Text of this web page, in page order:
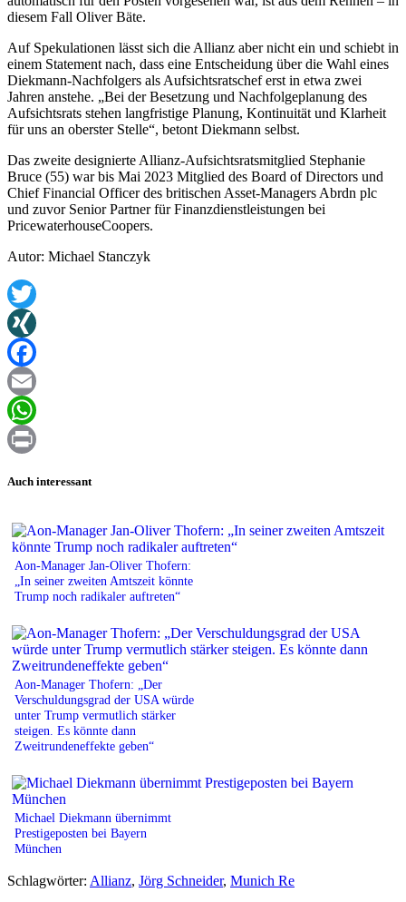
diesem Fall Oliver Bäte.
Auf Spekulationen lässt sich die Allianz aber nicht ein und schiebt in
einem Statement nach, dass eine Entscheidung über die Wahl eines
Diekmann-Nachfolgers als Aufsichtsratschef erst in etwa zwei
Jahren anstehe. „Bei der Besetzung und Nachfolgeplanung des
Aufsichtsrats stehen langfristige Planung, Kontinuität und Klarheit
für uns an oberster Stelle“, betont Diekmann selbst.
Das zweite designierte Allianz-Aufsichtsratsmitglied Stephanie
Bruce (55) war bis Mai 2023 Mitglied des Board of Directors und
Chief Financial Officer des britischen Asset-Managers Abrdn plc
und zuvor Senior Partner für Finanzdienstleistungen bei
PricewaterhouseCoopers.
Autor: Michael Stanczyk
Twitter
XING
Facebook
Email
WhatsApp
Auch interessant
Aon-Manager Jan-Oliver Thofern:
„In seiner zweiten Amtszeit könnte
Trump noch radikaler auftreten“
Aon-Manager Thofern: „Der
Verschuldungsgrad der USA würde
unter Trump vermutlich stärker
steigen. Es könnte dann
Zweitrundeneffekte geben“
Michael Diekmann übernimmt
Prestigeposten bei Bayern
München
Schlagwörter: Allianz, Jörg Schneider, Munich Re